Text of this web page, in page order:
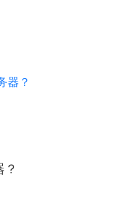
器？